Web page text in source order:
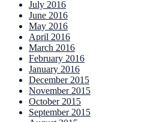
July 2016
June 2016
May 2016
April 2016
March 2016
February 2016
January 2016
December 2015
November 2015
October 2015
September 2015